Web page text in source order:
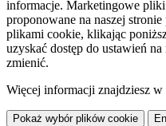
informacje. Marketingowe
proponowane na naszej
plikami cookie, klikając
uzyskać dostęp do ustawień
zmienić.
Więcej informacji znajdziesz w
Pokaż wybór plików cookie